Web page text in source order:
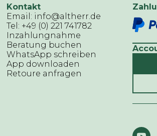
Kontakt
Email: info@altherr.de
Tel: +49 (0) 221 741782
Inzahlungnahme
Beratung buchen
WhatsApp schreiben
App downloaden
Retoure anfragen